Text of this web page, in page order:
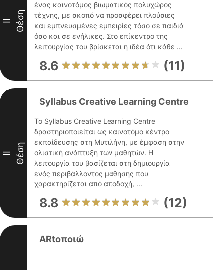
II Θέση
ένας καινοτόμος βιωματικός πολυχώρος
τέχνης, με σκοπό να προσφέρει πλούσιες
και εμπνευσμένες εμπειρίες τόσο σε παιδιά
όσο και σε ενήλικες. Στο επίκεντρο της
λειτουργίας του βρίσκεται η ιδέα ότι κάθε ...
8.6 (11)
II Θέση
Syllabus Creative Learning Centre
Το Syllabus Creative Learning Centre
δραστηριοποιείται ως καινοτόμο κέντρο
εκπαίδευσης στη Μυτιλήνη, με έμφαση στην
ολιστική ανάπτυξη των μαθητών. Η
λειτουργία του βασίζεται στη δημιουργία
ενός περιβάλλοντος μάθησης που
χαρακτηρίζεται από αποδοχή, ...
8.8 (12)
ARtοποιώ